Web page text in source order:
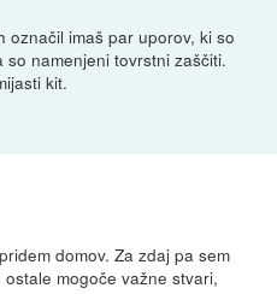
označil imaš par uporov, ki so
namenjeni tovrstni zaščiti.
kit.
domov. Za zdaj pa sem
mogoče važne stvari,